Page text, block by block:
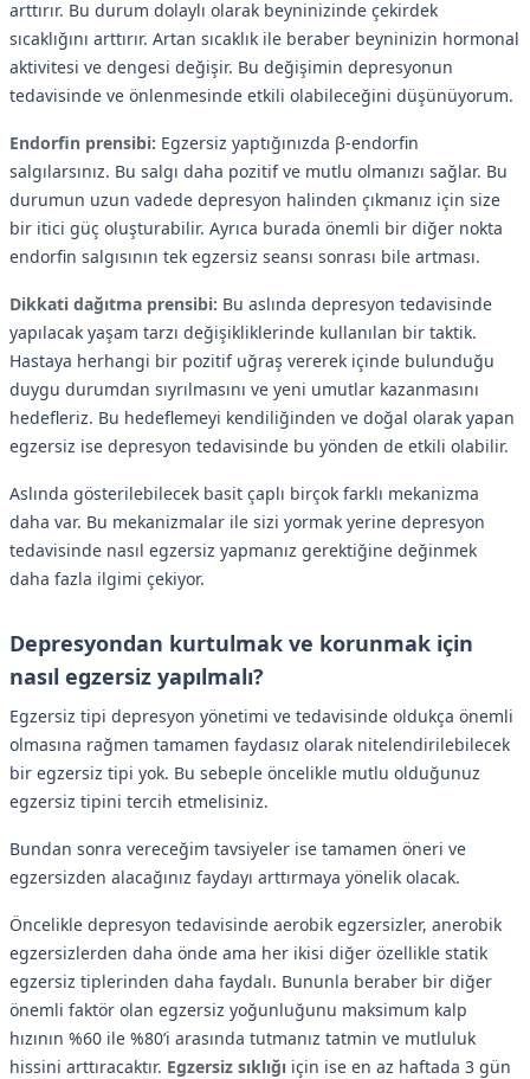
arttırır. Bu durum dolaylı olarak beyninizinde çekirdek
sıcaklığını arttırır. Artan sıcaklık ile beraber beyninizin hormonal
aktivitesi ve dengesi değişir. Bu değişimin depresyonun
tedavisinde ve önlenmesinde etkili olabileceğini düşünüyorum.
Endorfin prensibi: Egzersiz yaptığınızda β-endorfin
salgılarsınız. Bu salgı daha pozitif ve mutlu olmanızı sağlar. Bu
durumun uzun vadede depresyon halinden çıkmanız için size
bir itici güç oluşturabilir. Ayrıca burada önemli bir diğer nokta
endorfin salgısının tek egzersiz seansı sonrası bile artması.
Dikkati dağıtma prensibi: Bu aslında depresyon tedavisinde
yapılacak yaşam tarzı değişikliklerinde kullanılan bir taktik.
Hastaya herhangi bir pozitif uğraş vererek içinde bulunduğu
duygu durumdan sıyrılmasını ve yeni umutlar kazanmasını
hedefleriz. Bu hedeflemeyi kendiliğinden ve doğal olarak yapan
egzersiz ise depresyon tedavisinde bu yönden de etkili olabilir.
Aslında gösterilebilecek basit çaplı birçok farklı mekanizma
daha var. Bu mekanizmalar ile sizi yormak yerine depresyon
tedavisinde nasıl egzersiz yapmanız gerektiğine değinmek
daha fazla ilgimi çekiyor.
Depresyondan kurtulmak ve korunmak için
nasıl egzersiz yapılmalı?
Egzersiz tipi depresyon yönetimi ve tedavisinde oldukça önemli
olmasına rağmen tamamen faydasız olarak nitelendirilebilecek
bir egzersiz tipi yok. Bu sebeple öncelikle mutlu olduğunuz
egzersiz tipini tercih etmelisiniz.
Bundan sonra vereceğim tavsiyeler ise tamamen öneri ve
egzersizden alacağınız faydayı arttırmaya yönelik olacak.
Öncelikle depresyon tedavisinde aerobik egzersizler, anerobik
egzersizlerden daha önde ama her ikisi diğer özellikle statik
egzersiz tiplerinden daha faydalı. Bununla beraber bir diğer
önemli faktör olan egzersiz yoğunluğunu maksimum kalp
hızının %60 ile %80’i arasında tutmanız tatmin ve mutluluk
hissini arttıracaktır. Egzersiz sıklığı için ise en az haftada 3 gün